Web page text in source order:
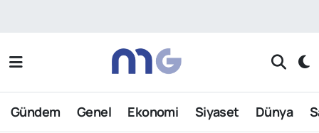
Gündem Genel Ekonomi Siyaset Dünya
Nöbetçi Eczaneler
Hava Durumu